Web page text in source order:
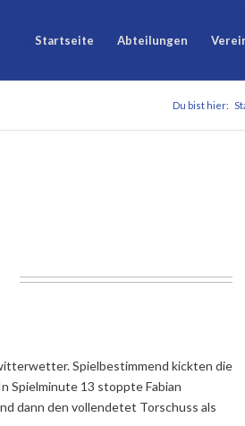
Startseite Abteilungen
Du bist hier:
Spielbestimmend kickten die
Spielminute 13 stoppte Fabian
dann den vollendetet Torschuss als